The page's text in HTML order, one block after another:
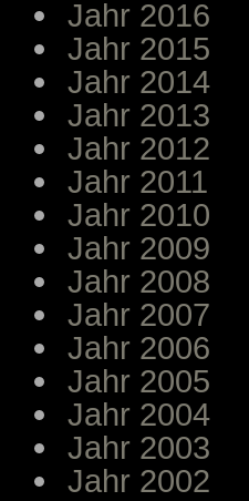
Jahr 2016
Jahr 2015
Jahr 2014
Jahr 2013
Jahr 2012
Jahr 2011
Jahr 2010
Jahr 2009
Jahr 2008
Jahr 2007
Jahr 2006
Jahr 2005
Jahr 2004
Jahr 2003
Jahr 2002